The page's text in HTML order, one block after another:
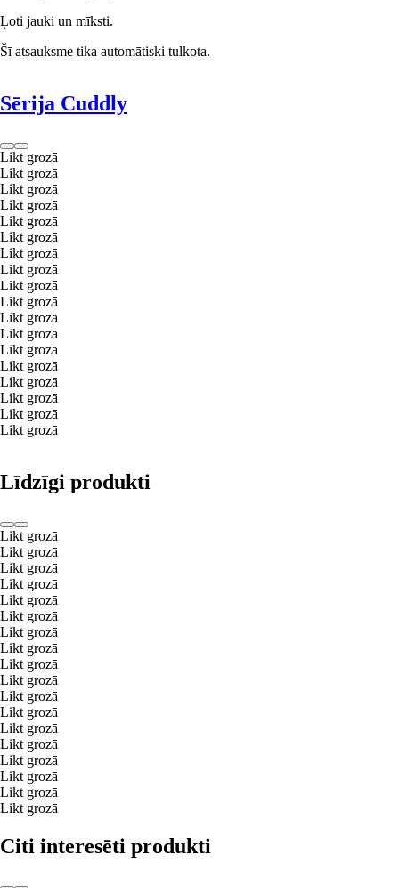
Ļoti jauki un mīksti.
Šī atsauksme tika automātiski tulkota.
Sērija Cuddly
Likt grozā
Likt grozā
Likt grozā
Likt grozā
Likt grozā
Likt grozā
Likt grozā
Likt grozā
Likt grozā
Likt grozā
Likt grozā
Likt grozā
Likt grozā
Likt grozā
Likt grozā
Likt grozā
Likt grozā
Likt grozā
Līdzīgi produkti
Likt grozā
Likt grozā
Likt grozā
Likt grozā
Likt grozā
Likt grozā
Likt grozā
Likt grozā
Likt grozā
Likt grozā
Likt grozā
Likt grozā
Likt grozā
Likt grozā
Likt grozā
Likt grozā
Likt grozā
Likt grozā
Citi interesēti produkti